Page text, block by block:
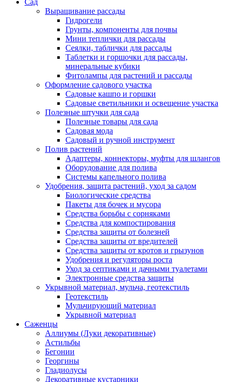
Сад
Выращивание рассады
Гидрогели
Грунты, компоненты для почвы
Мини теплички для рассады
Сеялки, таблички для рассады
Таблетки и горшочки для рассады,
минеральные кубики
Фитолампы для растений и рассады
Оформление садового участка
Садовые кашпо и горшки
Садовые светильники и освещение участка
Полезные штучки для сада
Полезные товары для сада
Садовая мода
Садовый и ручной инструмент
Полив растений
Адаптеры, коннекторы, муфты для шлангов
Оборудование для полива
Системы капельного полива
Удобрения, защита растений, уход за садом
Биологические средства
Пакеты для бочек и мусора
Средства борьбы с сорняками
Средства для компостирования
Средства защиты от болезней
Средства защиты от вредителей
Средства защиты от кротов и грызунов
Удобрения и регуляторы роста
Уход за септиками и дачными туалетами
Электронные средства защиты
Укрывной материал, мульча, геотекстиль
Геотекстиль
Мульчирующий материал
Укрывной материал
Саженцы
Аллиумы (Луки декоративные)
Астильбы
Бегонии
Георгины
Гладиолусы
Декоративные кустарники